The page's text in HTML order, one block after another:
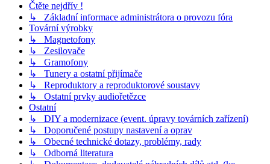
Čtěte nejdřív !
↳ Základní informace administrátora o provozu fóra
Tovární výrobky
↳ Magnetofony
↳ Zesilovače
↳ Gramofony
↳ Tunery a ostatní přijímače
↳ Reproduktory a reproduktorové soustavy
↳ Ostatní prvky audiořetězce
Ostatní
↳ DIY a modernizace (event. úpravy továrních zařízení)
↳ Doporučené postupy nastavení a oprav
↳ Obecné technické dotazy, problémy, rady
↳ Odborná literatura